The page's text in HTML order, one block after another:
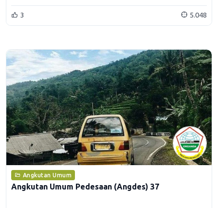
3 5.048
Angkutan Umum
Angkutan Umum Pedesaan (Angdes) 37